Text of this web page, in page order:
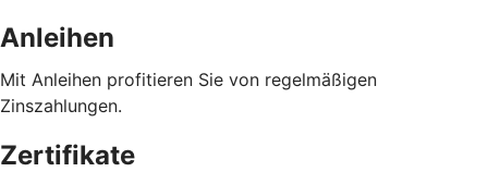
Anleihen
Mit Anleihen profitieren Sie von regelmäßigen
Zinszahlungen.
Zertifikate